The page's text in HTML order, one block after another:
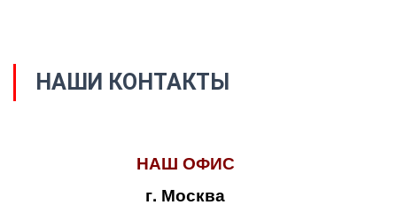
НАШИ КОНТАКТЫ
НАШ ОФИС
г. Москва